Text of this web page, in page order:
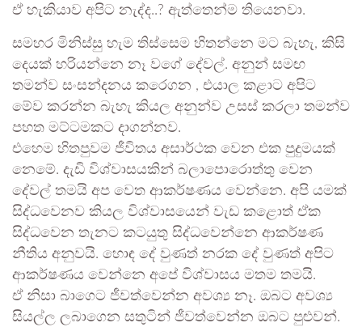
ඒ හැකියාව අපිට නැද්ද..? ඇත්තෙන්ම තියෙනවා.
සමහර මිනිස්සු හැම තිස්සෙම හිතන්නෙ මට බැහැ, කිසි
දෙයක් හරියන්නෙ නෑ වගේ දේවල්. අනුන් සමඟ
තමන්ව සංසන්දනය කර‍ෙගන , එයාල කළාට අපිට
මේව කරන්න බැහැ කියල අනුන්ව උසස් කරලා තමන්ව
පහත මට්ටමකට දාගන්නව.
එහෙම හිතපුවම ජීවිතය අසාර්ථක වෙන එක පුදුමයක්
නෙමේ. දැඩි විශ්වාසයකින් බලාපොරොත්තු වෙන
දේවල් තමයි අප වෙත ආකර්ෂණය වෙන්නෙ. අපි යමක්
සිද්ධවෙනව කියල විශ්වාසයෙන් වැඩ කළොත් ඒක
සිද්ධවෙන තැනට කටයුතු සිද්ධවෙන්නෙ ආකර්ෂණ
නීතිය අනුවයි. හොඳ දේ වුණත් නරක දේ වුණත් අපිට
ආකර්ෂණය වෙන්නෙ අපේ විශ්වාසය මතම තමයි.
ඒ නිසා බාගෙට ජීවත්වෙන්න අවශ්‍ය නෑ. ඔබට අවශ්‍ය
සියල්ල ලබාගෙන සතුටින් ජීවත්වෙන්න ඔබට පුළුවන්.